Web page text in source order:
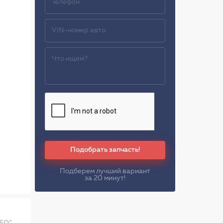
Подобрать запчасть!
Подберем лучший вариант
за 20 минут!